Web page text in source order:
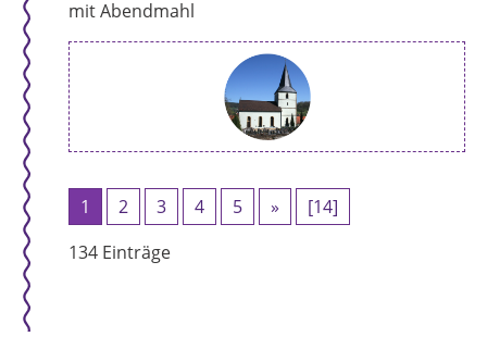
mit Abendmahl
1 2 3 4 5 »
[14]
134 Einträge